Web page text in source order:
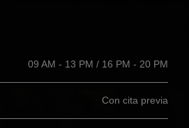
09 AM - 13 PM / 16 PM - 20 PM
Con cita previa